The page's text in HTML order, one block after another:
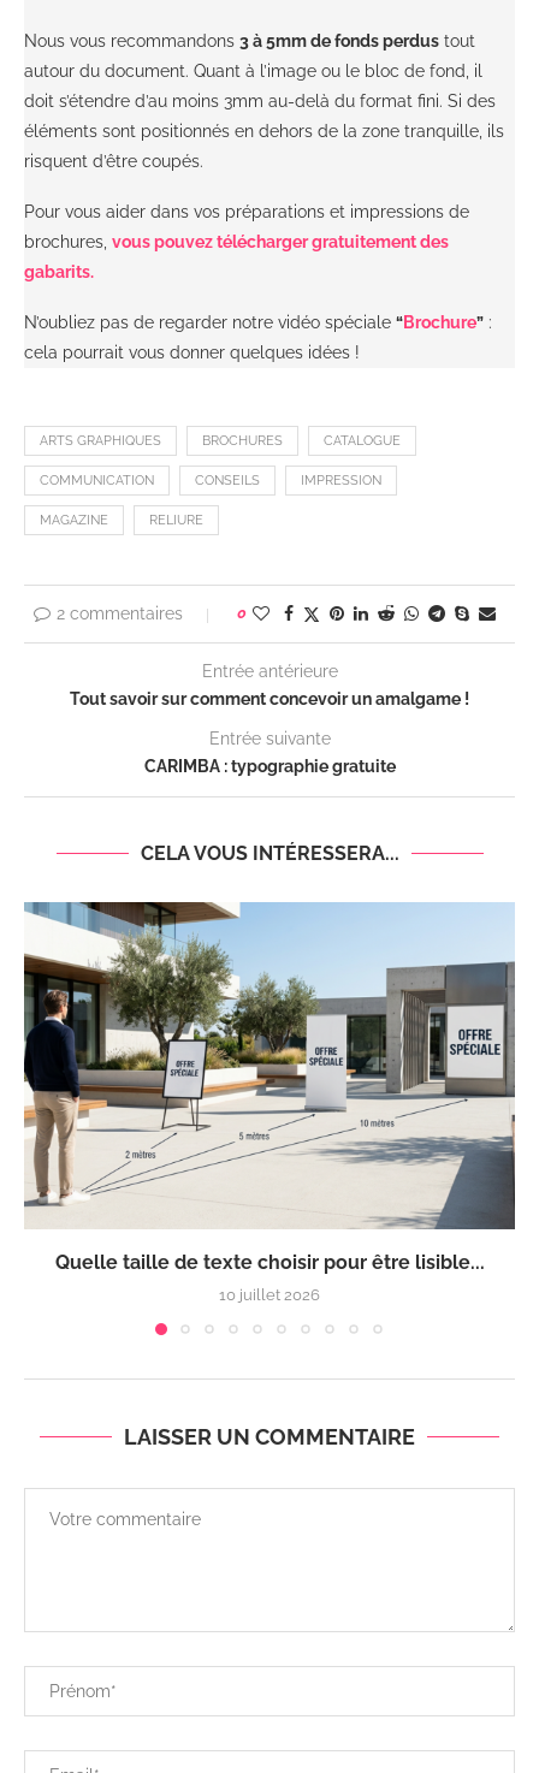
Nous vous recommandons 3 à 5mm de fonds perdus tout
autour du document. Quant à l’image ou le bloc de fond, il
doit s’étendre d’au moins 3mm au-delà du format fini. Si des
éléments sont positionnés en dehors de la zone tranquille, ils
risquent d’être coupés.
Pour vous aider dans vos préparations et impressions de
brochures, vous pouvez télécharger gratuitement des
gabarits.
N’oubliez pas de regarder notre vidéo spéciale “Brochure” :
cela pourrait vous donner quelques idées !
ARTS GRAPHIQUES BROCHURES CATALOGUE
COMMUNICATION CONSEILS IMPRESSION
MAGAZINE RELIURE
2 commentaires 0
Entrée antérieure
Tout savoir sur comment concevoir un amalgame !
Entrée suivante
CARIMBA : typographie gratuite
CELA VOUS INTÉRESSERA...
Quelle taille de texte choisir pour être lisible...
10 juillet 2026
LAISSER UN COMMENTAIRE